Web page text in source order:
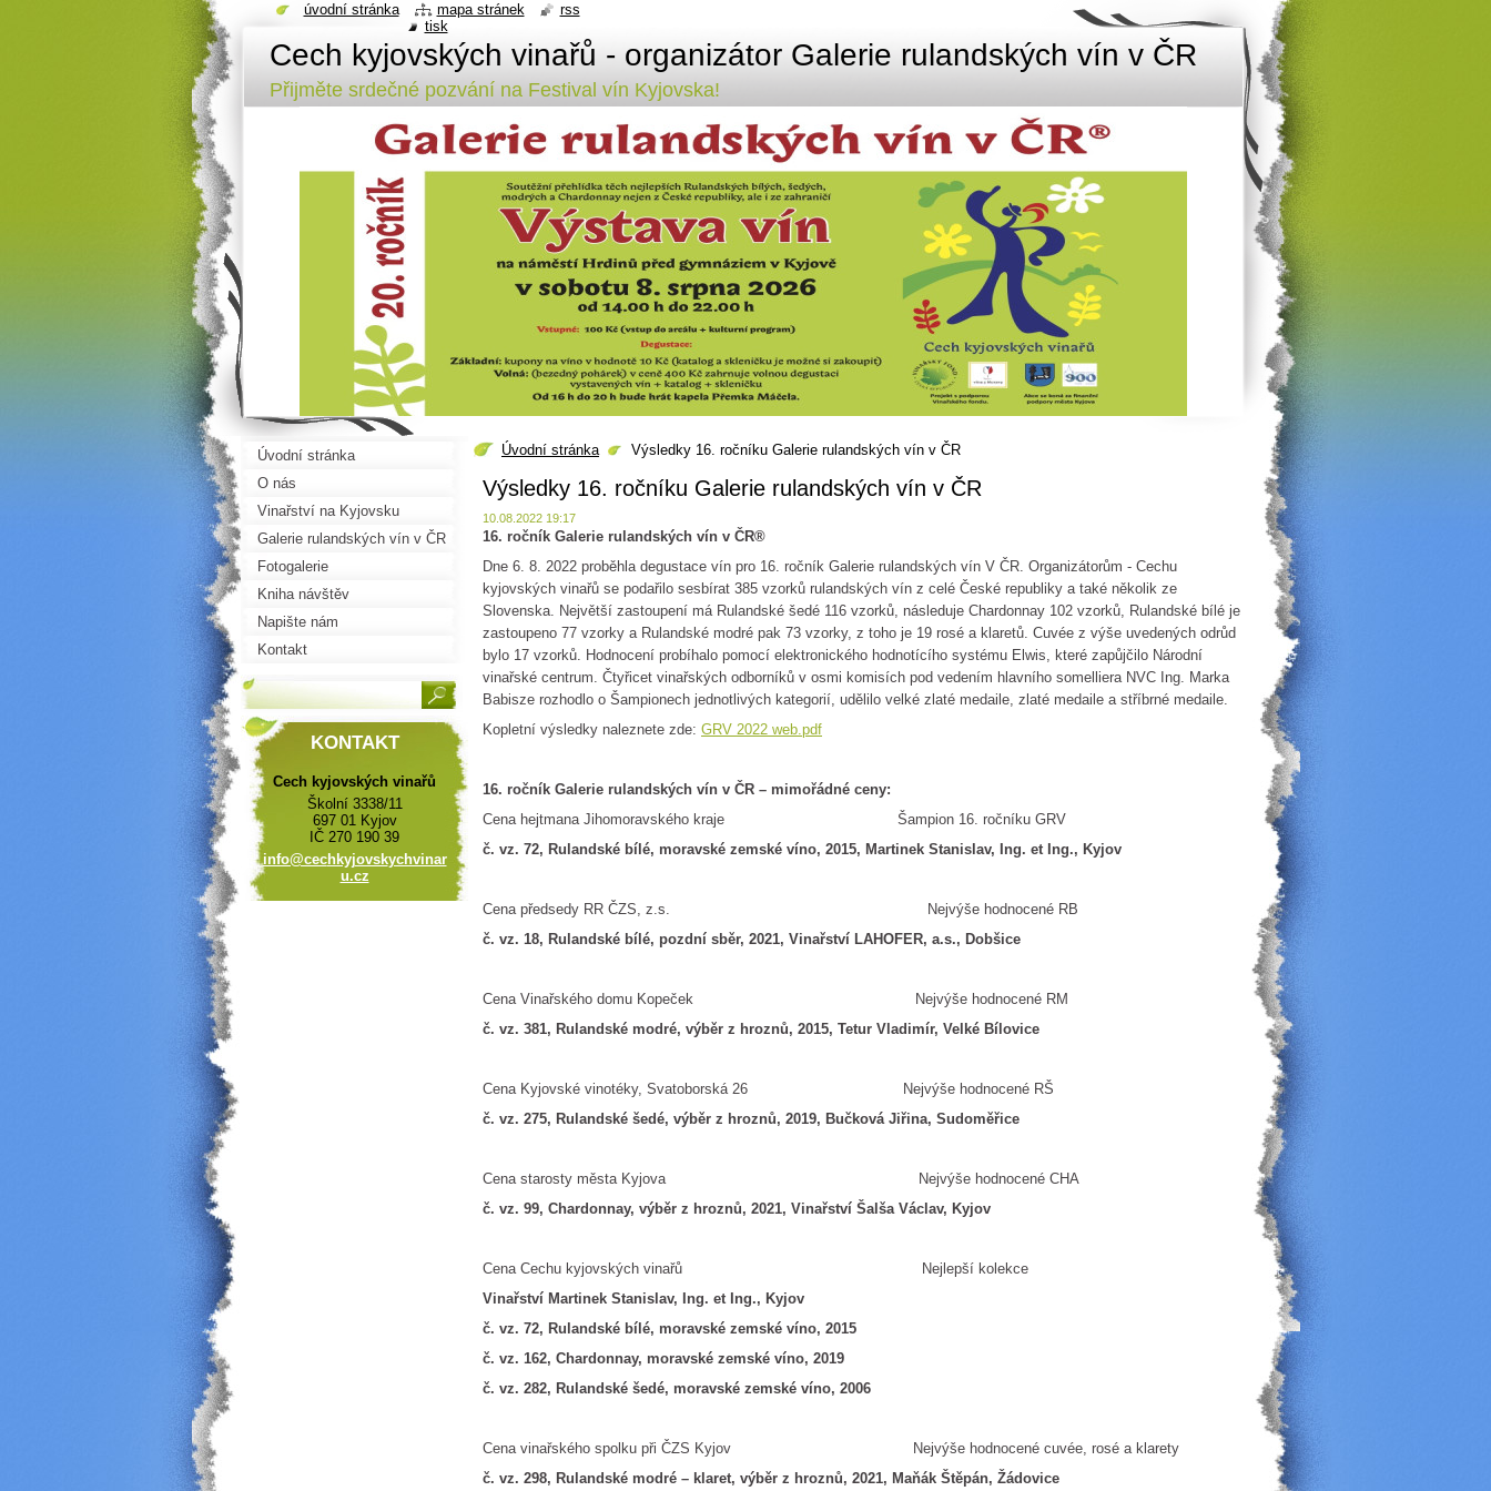
Cech kyjovských vinařů - organizátor Galerie rulandských vín v ČR
Přijměte srdečné pozvání na Festival vín Kyjovska!
Úvodní stránka Výsledky 16. ročníku Galerie rulandských vín v ČR
Výsledky 16. ročníku Galerie rulandských vín v ČR
10.08.2022 19:17
16. ročník Galerie rulandských vín v ČR®
Dne 6. 8. 2022 proběhla degustace vín pro 16. ročník Galerie rulandských vín V ČR. Organizátorům - Cechu
kyjovských vinařů se podařilo sesbírat 385 vzorků rulandských vín z celé České republiky a také několik ze
Slovenska. Největší zastoupení má Rulandské šedé 116 vzorků, následuje Chardonnay 102 vzorků, Rulandské bílé je
zastoupeno 77 vzorky a Rulandské modré pak 73 vzorky, z toho je 19 rosé a klaretů. Cuvée z výše uvedených odrůd
bylo 17 vzorků. Hodnocení probíhalo pomocí elektronického hodnotícího systému Elwis, které zapůjčilo Národní
vinařské centrum. Čtyřicet vinařských odborníků v osmi komisích pod vedením hlavního somelliera NVC Ing. Marka
Babisze rozhodlo o Šampionech jednotlivých kategorií, udělilo velké zlaté medaile, zlaté medaile a stříbrné medaile.
Kopletní výsledky naleznete zde: GRV 2022 web.pdf
16. ročník Galerie rulandských vín v ČR – mimořádné ceny:
Cena hejtmana Jihomoravského kraje Šampion 16. ročníku GRV
č. vz. 72, Rulandské bílé, moravské zemské víno, 2015, Martinek Stanislav, Ing. et Ing., Kyjov
Cena předsedy RR ČZS, z.s. Nejvýše hodnocené RB
č. vz. 18, Rulandské bílé, pozdní sběr, 2021, Vinařství LAHOFER, a.s., Dobšice
Cena Vinařského domu Kopeček Nejvýše hodnocené RM
č. vz. 381, Rulandské modré, výběr z hroznů, 2015, Tetur Vladimír, Velké Bílovice
Cena Kyjovské vinotéky, Svatoborská 26 Nejvýše hodnocené RŠ
č. vz. 275, Rulandské šedé, výběr z hroznů, 2019, Bučková Jiřina, Sudoměřice
Cena starosty města Kyjova Nejvýše hodnocené CHA
č. vz. 99, Chardonnay, výběr z hroznů, 2021, Vinařství Šalša Václav, Kyjov
Cena Cechu kyjovských vinařů Nejlepší kolekce
Vinařství Martinek Stanislav, Ing. et Ing., Kyjov
č. vz. 72, Rulandské bílé, moravské zemské víno, 2015
č. vz. 162, Chardonnay, moravské zemské víno, 2019
č. vz. 282, Rulandské šedé, moravské zemské víno, 2006
Cena vinařského spolku při ČZS Kyjov Nejvýše hodnocené cuvée, rosé a klarety
č. vz. 298, Rulandské modré – klaret, výběr z hroznů, 2021, Maňák Štěpán, Žádovice
Úvodní stránka
O nás
Vinařství na Kyjovsku
Galerie rulandských vín v ČR
Fotogalerie
Kniha návštěv
Napište nám
Kontakt
KONTAKT
Cech kyjovských vinařů
Školní 3338/11
697 01 Kyjov
IČ 270 190 39
info@cechkyjovskychvinar
u.cz
úvodní stránka mapa stránek
rss
tisk